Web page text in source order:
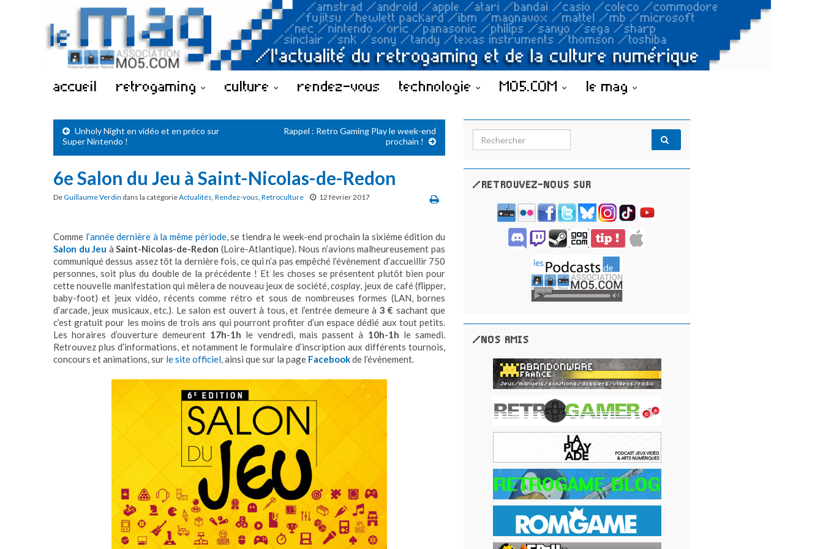
accueil retrogaming culture rendez-vous technologie MO5.COM le mag
Unholy Night en vidéo et en préco sur
Super Nintendo !
Rappel : Retro Gaming Play le week-end
prochain !
6e Salon du Jeu à Saint-Nicolas-de-Redon
DeGuillaume Verdin dans la catégorieActualités, Rendez-vous, Retroculture 12 février 2017
Comme l’année dernière à la même période, se tiendra le week-end prochain la sixième édition du
Salon du Jeu àSaint-Nicolas-de-Redon (Loire-Atlantique). Nous n’avions malheureusement pas
communiqué dessus assez tôt la dernière fois, ce qui n’a pas empêché l’évènement d’accueillir 750
personnes, soit plus du double de la précédente ! Et les choses se présentent plutôt bien pour
cette nouvelle manifestation qui mêlera de nouveau jeux de société,cosplay, jeux de café (flipper,
baby-foot) et jeux vidéo, récents comme rétro et sous de nombreuses formes (LAN, bornes
d’arcade, jeux musicaux, etc.). Le salon est ouvert à tous, et l’entrée demeure à 3 € sachant que
c’est gratuit pour les moins de trois ans qui pourront profiter d’un espace dédié aux tout petits.
Les horaires d’ouverture demeurent 17h-1h le vendredi, mais passent à 10h-1h le samedi.
Retrouvez plus d’informations, et notamment le formulaire d’inscription aux différents tournois,
concours et animations, sur le site officiel, ainsi que sur la page Facebookde l’évènement.
Search for:
/RETROUVEZ-NOUS SUR
/NOS AMIS